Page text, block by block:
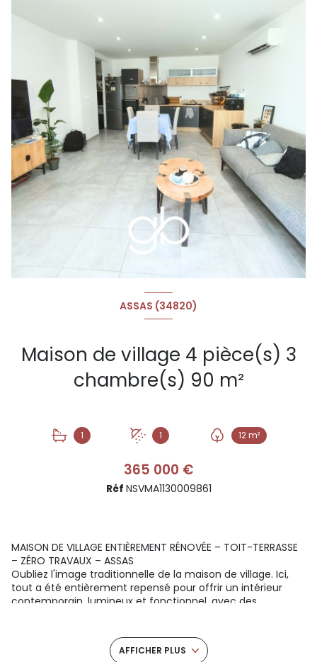
ASSAS (34820)
Maison de village 4 pièce(s) 3
chambre(s) 90 m²
1 1 12 m²
365 000 €
Réf NSVMA1130009861
MAISON DE VILLAGE ENTIÈREMENT RÉNOVÉE – TOIT-TERRASSE
– ZÉRO TRAVAUX – ASSAS
Oubliez l'image traditionnelle de la maison de village. Ici,
tout a été entièrement repensé pour offrir un intérieur
contemporain, lumineux et fonctionnel, avec des
historique d'Assas, cette maison de 90,1 m² entièrement
rénovée conjugue confort moderne, excellente
AFFICHER PLUS